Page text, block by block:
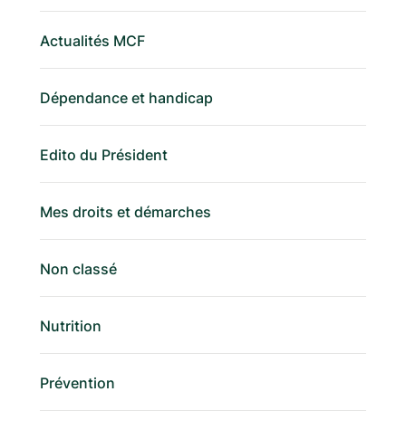
Actualités MCF
Dépendance et handicap
Edito du Président
Mes droits et démarches
Non classé
Nutrition
Prévention